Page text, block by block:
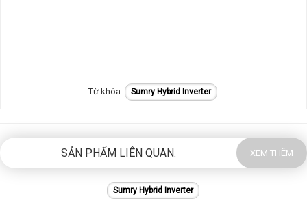
Sumry Hybrid Inverter
SẢN PHẨM LIÊN QUAN: XEM THÊM
Sumry Hybrid Inverter